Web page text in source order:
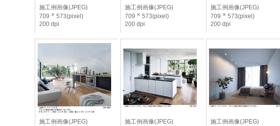
施工例画像(JPEG)
709
573(pixel)
200 dpi
施工例画像(JPEG)
709
573(pixel)
200 dpi
施工例画像(JPEG)
709
573(pixel)
200 dpi
施工例画像(JPEG)
施工例画像(JPEG)
施工例画像(JPEG)